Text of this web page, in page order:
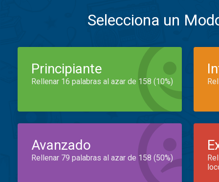
Selecciona un
Principiante
Rellenar 16 palabras al azar de 158 (10%)
Avanzado
Rellenar 79 palabras al azar de 158 (50%)